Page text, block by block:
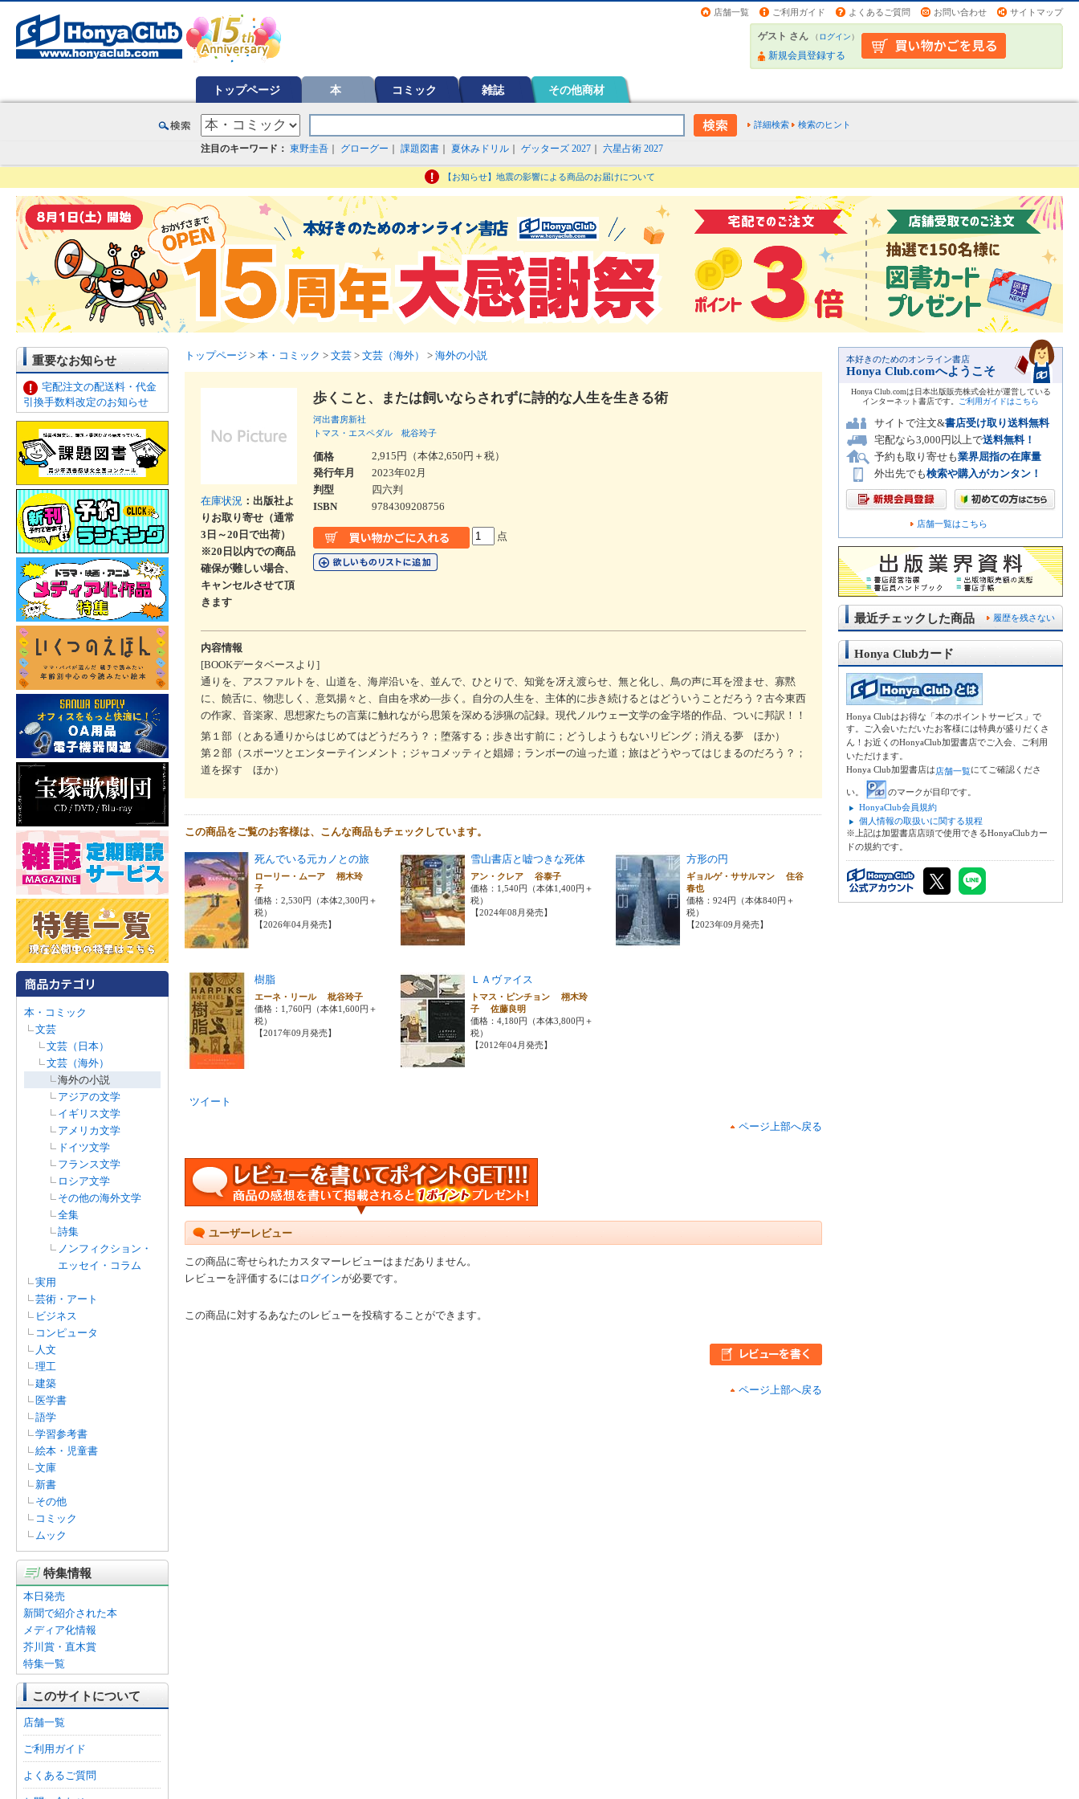
店舗一覧 ご利用ガイド よくあるご質問 お問い合わせ サイトマップ
ゲスト さん （ログイン）
新規会員登録する
トップページ 本 コミック 雑誌 その他商材
詳細検索 検索のヒント
注目のキーワード： 東野圭吾 グローグー 課題図書 夏休みドリル ゲッターズ 2027 六星占術 2027
【お知らせ】地震の影響による商品のお届けについて
重要なお知らせ
宅配注文の配送料・代金
引換手数料改定のお知らせ
本・コミック
文芸
文芸（日本）
文芸（海外）
海外の小説
アジアの文学
イギリス文学
アメリカ文学
ドイツ文学
フランス文学
ロシア文学
その他の海外文学
全集
詩集
ノンフィクション・
エッセイ・コラム
実用
芸術・アート
ビジネス
コンピュータ
人文
理工
建築
医学書
語学
学習参考書
絵本・児童書
文庫
新書
その他
コミック
ムック
特集情報
本日発売
新聞で紹介された本
メディア化情報
芥川賞・直木賞
特集一覧
このサイトについて
店舗一覧
ご利用ガイド
よくあるご質問
トップページ > 本・コミック > 文芸 > 文芸（海外） > 海外の小説
在庫状況 ：出版社よ
りお取り寄せ（通常
3日～20日で出荷）
※20日以内での商品
確保が難しい場合、
キャンセルさせて頂
きます
歩くこと、または飼いならされずに詩的な人生を生きる術
河出書房新社
トマス・エスペダル
枇谷玲子
価格
2,915円（本体2,650円＋税）
発行年月
2023年02月
判型
四六判
ISBN
9784309208756
点
内容情報
[BOOKデータベースより]
通りを、アスファルトを、山道を、海岸沿いを、並んで、ひとりで、知覚を冴え渡らせ、無と化し、鳥の声に耳を澄ませ、寡黙
に、饒舌に、物悲しく、意気揚々と、自由を求め―歩く。自分の人生を、主体的に歩き続けるとはどういうことだろう？古今東西
の作家、音楽家、思想家たちの言葉に触れながら思策を深める渉猟の記録。現代ノルウェー文学の金字塔的作品、ついに邦訳！！
第１部（とある通りからはじめてはどうだろう？；堕落する；歩き出す前に；どうしようもないリビング；消える夢 ほか）
第２部（スポーツとエンターテインメント；ジャコメッティと娼婦；ランボーの辿った道；旅はどうやってはじまるのだろう？；
道を探す ほか）
この商品をご覧のお客様は、こんな商品もチェックしています。
死んでいる元カノとの旅
ローリー・ムーア 栩木玲
子
価格：2,530円（本体2,300円＋
税）
【2026年04月発売】
雪山書店と嘘つきな死体
アン・クレア 谷泰子
価格：1,540円（本体1,400円＋
税）
【2024年08月発売】
方形の円
ギョルゲ・ササルマン 住谷
春也
価格：924円（本体840円＋
税）
【2023年09月発売】
樹脂
エーネ・リール 枇谷玲子
価格：1,760円（本体1,600円＋
税）
【2017年09月発売】
ＬＡヴァイス
トマス・ピンチョン 栩木玲
子 佐藤良明
価格：4,180円（本体3,800円＋
税）
【2012年04月発売】
ツイート
ページ上部へ戻る
ユーザーレビュー
この商品に寄せられたカスタマーレビューはまだありません。
レビューを評価するには ログインが必要です。
この商品に対するあなたのレビューを投稿することができます。
ページ上部へ戻る
本好きのためのオンライン書店
Honya Club.comへようこそ
Honya Club.comは日本出版販売株式会社が運営している
インターネット書店です。
ご利用ガイドはこちら
サイトで注文&書店受け取り送料無料
宅配なら3,000円以上で送料無料！
予約も取り寄せも業界屈指の在庫量
外出先でも検索や購入がカンタン！
店舗一覧はこちら
履歴を残さない
最近チェックした商品
Honya Clubカード
Honya Clubはお得な「本のポイントサービス」で
す。ご入会いただいたお客様には特典が盛りだくさ
ん！お近くのHonyaClub加盟書店でご入会、ご利用
いただけます。
Honya Club加盟書店は店舗一覧にてご確認くださ
い。
のマークが目印です。
HonyaClub会員規約
個人情報の取扱いに関する規程
※上記は加盟書店店頭で使用できるHonyaClubカー
ドの規約です。